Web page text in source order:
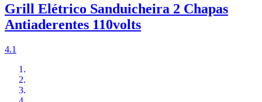
Grill Elétrico Sanduicheira 2 Chapas
Antiaderentes 110volts
4.1